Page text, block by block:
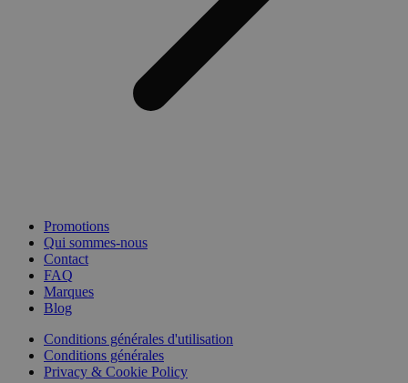
Promotions
Qui sommes-nous
Contact
FAQ
Marques
Blog
Conditions générales d'utilisation
Conditions générales
Privacy & Cookie Policy